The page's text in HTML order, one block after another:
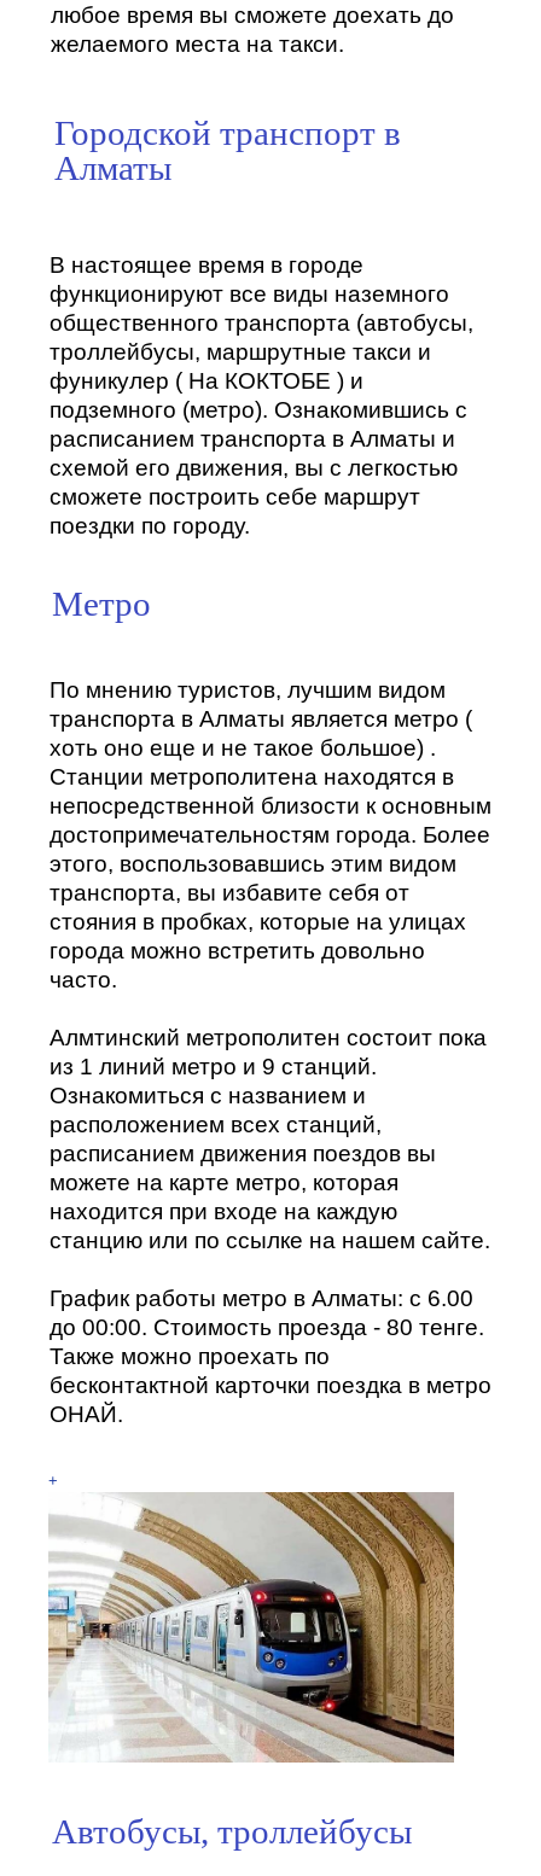
любое время вы сможете доехать до
желаемого места на такси.
Городской транспорт в
Алматы
В настоящее время в городе
функционируют все виды наземного
общественного транспорта (автобусы,
троллейбусы, маршрутные такси и
фуникулер ( На КОКТОБЕ ) и
подземного (метро). Ознакомившись с
расписанием транспорта в Алматы и
схемой его движения, вы с легкостью
сможете построить себе маршрут
поездки по городу.
Метро
По мнению туристов, лучшим видом
транспорта в Алматы является метро (
хоть оно еще и не такое большое) .
Станции метрополитена находятся в
непосредственной близости к основным
достопримечательностям города. Более
этого, воспользовавшись этим видом
транспорта, вы избавите себя от
стояния в пробках, которые на улицах
города можно встретить довольно
часто.
Алмтинский метрополитен состоит пока
из 1 линий метро и 9 станций.
Ознакомиться с названием и
расположением всех станций,
расписанием движения поездов вы
можете на карте метро, которая
находится при входе на каждую
станцию или по ссылке на нашем сайте.
График работы метро в Алматы: с 6.00
до 00:00. Стоимость проезда - 80 тенге.
Также можно проехать по
бесконтактной карточки поездка в метро
ОНАЙ.
+
Автобусы, троллейбусы